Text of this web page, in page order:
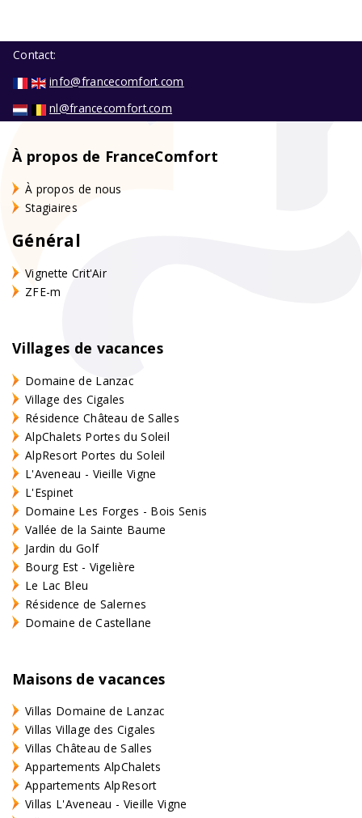
Contact:
info@francecomfort.com
nl@francecomfort.com
À propos de FranceComfort
À propos de nous
Stagiaires
Général
Vignette Crit'Air
ZFE-m
Villages de vacances
Domaine de Lanzac
Village des Cigales
Résidence Château de Salles
AlpChalets Portes du Soleil
AlpResort Portes du Soleil
L'Aveneau - Vieille Vigne
L'Espinet
Domaine Les Forges - Bois Senis
Vallée de la Sainte Baume
Jardin du Golf
Bourg Est - Vigelière
Le Lac Bleu
Résidence de Salernes
Domaine de Castellane
Maisons de vacances
Villas Domaine de Lanzac
Villas Village des Cigales
Villas Château de Salles
Appartements AlpChalets
Appartements AlpResort
Villas L'Aveneau - Vieille Vigne